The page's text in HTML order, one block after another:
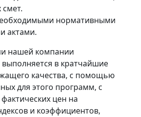
нормативными
актами.
нашей компании
в кратчайшие
качества, с помощью
для этого программ, с
цен на
и коэффициентов,